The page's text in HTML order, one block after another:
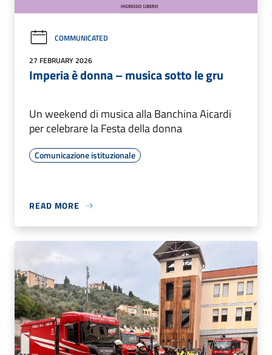
COMMUNICATED
27 FEBRUARY 2026
Imperia è donna – musica sotto le gru
Un weekend di musica alla Banchina Aicardi
per celebrare la Festa della donna
Comunicazione istituzionale
READ MORE